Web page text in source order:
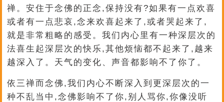
禅。安住于念佛的正念,保持没有?如果有一点欢喜
或者有一点悲哀,念来欢喜起来了,或者哭起来了,
就是非常粗略的感受。我们内心里有一种深层次的
法喜生起深层次的快乐,其他烦恼都不起来了,越来
越深入了。天气的变化、声音都影响不了你了。
依三禅而念佛,我们内心不断深入到更深层次的一
种不乱当中,念佛影响不了你,别人骂你,你像没听